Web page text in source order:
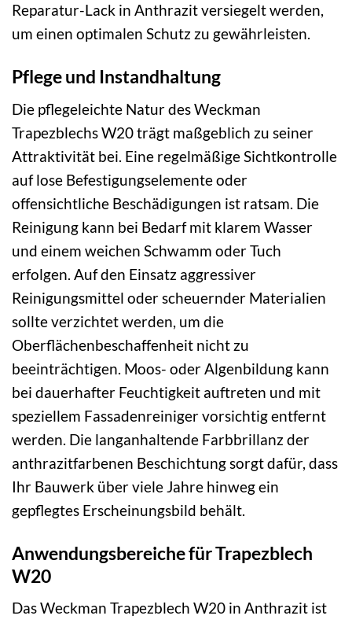
Reparatur-Lack in Anthrazit versiegelt werden,
um einen optimalen Schutz zu gewährleisten.
Pflege und Instandhaltung
Die pflegeleichte Natur des Weckman
Trapezblechs W20 trägt maßgeblich zu seiner
Attraktivität bei. Eine regelmäßige Sichtkontrolle
auf lose Befestigungselemente oder
offensichtliche Beschädigungen ist ratsam. Die
Reinigung kann bei Bedarf mit klarem Wasser
und einem weichen Schwamm oder Tuch
erfolgen. Auf den Einsatz aggressiver
Reinigungsmittel oder scheuernder Materialien
sollte verzichtet werden, um die
Oberflächenbeschaffenheit nicht zu
beeinträchtigen. Moos- oder Algenbildung kann
bei dauerhafter Feuchtigkeit auftreten und mit
speziellem Fassadenreiniger vorsichtig entfernt
werden. Die langanhaltende Farbbrillanz der
anthrazitfarbenen Beschichtung sorgt dafür, dass
Ihr Bauwerk über viele Jahre hinweg ein
gepflegtes Erscheinungsbild behält.
Anwendungsbereiche für Trapezblech
W20
Das Weckman Trapezblech W20 in Anthrazit ist